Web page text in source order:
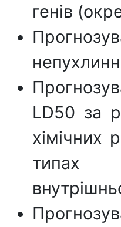
генів
LD50 за
хімічних
типах